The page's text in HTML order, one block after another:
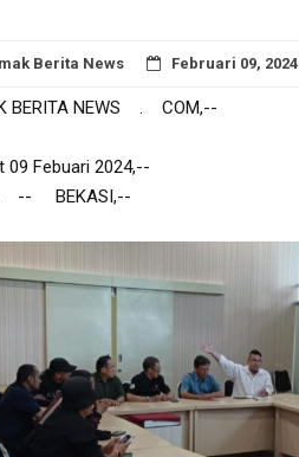
Berita News Februari 09, 2024
BERITA NEWS . COM,--
09 Febuari 2024,--
-- BEKASI,--